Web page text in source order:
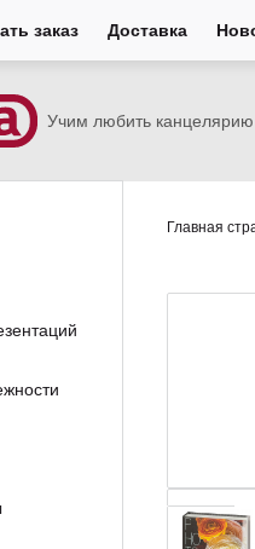
заказ Доставка
Учим любить канцелярию
Главная